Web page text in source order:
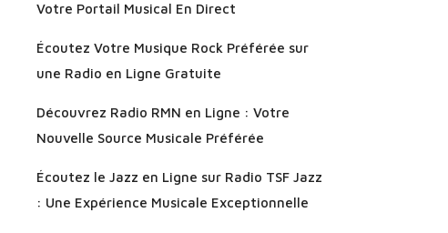
Votre Portail Musical En Direct
Écoutez Votre Musique Rock Préférée sur
une Radio en Ligne Gratuite
Découvrez Radio RMN en Ligne : Votre
Nouvelle Source Musicale Préférée
Écoutez le Jazz en Ligne sur Radio TSF Jazz
: Une Expérience Musicale Exceptionnelle